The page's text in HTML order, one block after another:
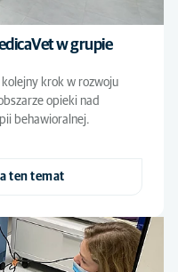
w grupie
kolejny krok w rozwoju
opieki nad
behawioralnej.
ten temat